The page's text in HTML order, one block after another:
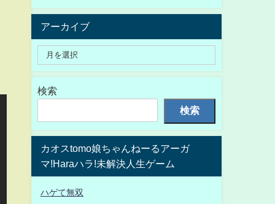
アーカイブ
検索
検索
カオスtomo娘ちゃんねーるアーガ
マ!Haraハラ!未解決人生ゲーム
ハゲて無双